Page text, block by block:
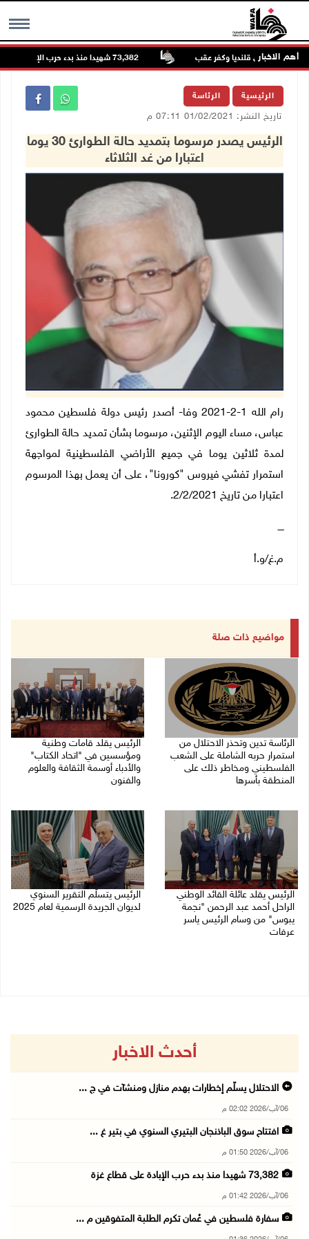
MENU أهم الاخبار 73,382 شهيدا منذ بدء حرب الإبادة على قطاع غزة
الرئيسية الرئاسة
تاريخ النشر: 01/02/2021 07:11 م
الرئيس يصدر مرسوما بتمديد حالة الطوارئ 30 يوما
اعتبارا من غد الثلاثاء
رام الله 1-2-2021 وفا- أصدر رئيس دولة فلسطين محمود
عباس، مساء اليوم الإثنين، مرسوما بشأن تمديد حالة الطوارئ
لمدة ثلاثين يوما في جميع الأراضي الفلسطينية لمواجهة
استمرار تفشي فيروس "كورونا"، على أن يعمل بهذا المرسوم
اعتبارا من تاريخ 2/2/2021.
ــــ
م.غ/و.أ
مواضيع ذات صلة
الرئاسة تدين وتحذر الاحتلال من
استمرار حربه الشاملة على الشعب
الفلسطيني ومخاطر ذلك على
المنطقة بأسرها
الرئيس يقلد قامات وطنية
ومؤسسين في "اتحاد الكتاب"
والأدباء أوسمة الثقافة والعلوم
والفنون
الرئيس يقلد عائلة القائد الوطني
الراحل أحمد عبد الرحمن "نجمة
يبوس" من وسام الرئيس ياسر
عرفات
الرئيس يتسلّم التقرير السنوي
لديوان الجريدة الرسمية لعام 2025
أحدث الاخبار
الاحتلال يسلّم إخطارات بهدم منازل ومنشآت في ج ...
06/آب/2026 02:02 م
افتتاح سوق الباذنجان البتيري السنوي في بتير غ ...
06/آب/2026 01:50 م
73,382 شهيدا منذ بدء حرب الإبادة على قطاع غزة
06/آب/2026 01:42 م
سفارة فلسطين في عُمان تكرم الطلبة المتفوقين م ...